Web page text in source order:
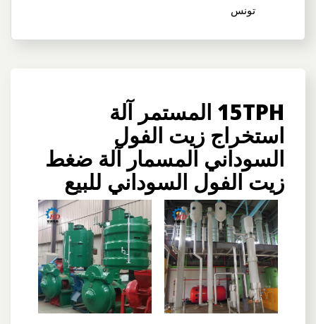
تونس
15TPH المستمر آلة
استخراج زيت الفول
السوداني المسمار آلة ضغط
زيت الفول السوداني للبيع